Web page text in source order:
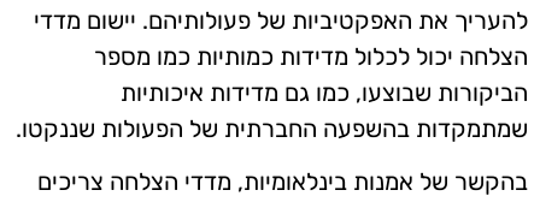
להעריך את האפקטיביות של פעולותיהם. יישום מדדי
הצלחה יכול לכלול מדידות כמותיות כמו מספר
הביקורות שבוצעו, כמו גם מדידות איכותיות
שמתמקדות בהשפעה החברתית של הפעולות שננקטו.
בהקשר של אמנות בינלאומיות, מדדי הצלחה צריכים